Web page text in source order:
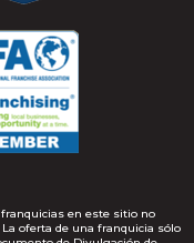
en este sitio no
oferta de una franquicia sólo